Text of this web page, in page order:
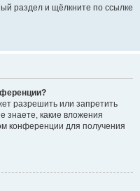
раздел и щёлкните по ссылке
разрешить или запретить
знаете, какие вложения
конференции для получения